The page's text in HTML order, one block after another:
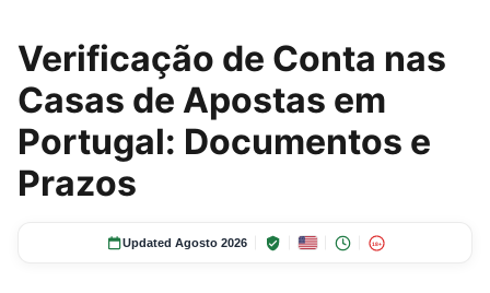
Verificação de Conta nas
Casas de Apostas em
Portugal: Documentos e
Prazos
Updated Agosto 2026 18+